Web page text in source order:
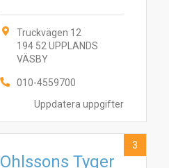
Uppdatera uppgifter
Truckvägen 12
194 52 UPPLANDS
VÄSBY
010-4559700
Ohlssons Tyger
3